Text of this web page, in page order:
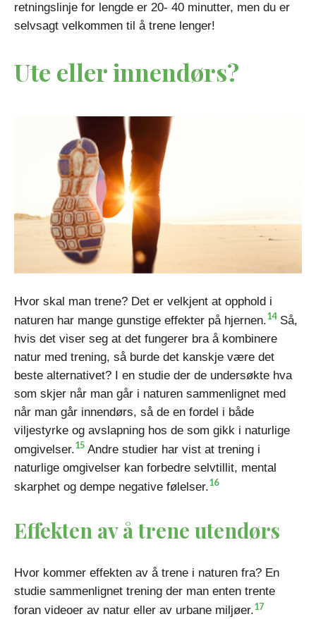
retningslinje for lengde er 20- 40 minutter, men du er
selvsagt velkommen til å trene lenger!
Ute eller innendørs?
Hvor skal man trene? Det er velkjent at opphold i
naturen har mange gunstige effekter på hjernen.14Så,
hvis det viser seg at det fungerer bra å kombinere
natur med trening, så burde det kanskje være det
beste alternativet? I en studie der de undersøkte hva
som skjer når man går i naturen sammenlignet med
når man går innendørs, så de en fordel i både
viljestyrke og avslapning hos de som gikk i naturlige
omgivelser.15 Andre studier har vist at trening i
naturlige omgivelser kan forbedre selvtillit, mental
skarphet og dempe negative følelser.16
Effekten av å trene utendørs
Hvor kommer effekten av å trene i naturen fra? En
studie sammenlignet trening der man enten trente
foran videoer av natur eller av urbane miljøer.17